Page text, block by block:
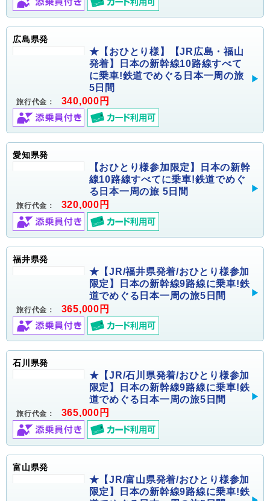
広島県発
★【おひとり様】【JR広島・福山
発着】日本の新幹線10路線すべて
に乗車!鉄道でめぐる日本一周の旅
5日間
旅行代金： 340,000円
愛知県発
【おひとり様参加限定】日本の新幹
線10路線すべてに乗車!鉄道でめぐ
る日本一周の旅 5日間
旅行代金： 320,000円
福井県発
★【JR/福井県発着/おひとり様参加
限定】日本の新幹線9路線に乗車!鉄
道でめぐる日本一周の旅5日間
旅行代金： 365,000円
石川県発
★【JR/石川県発着/おひとり様参加
限定】日本の新幹線9路線に乗車!鉄
道でめぐる日本一周の旅5日間
旅行代金： 365,000円
富山県発
★【JR/富山県発着/おひとり様参加
限定】日本の新幹線9路線に乗車!鉄